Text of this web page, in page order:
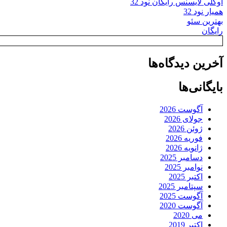
همیار نود 32
بهترین سئو
رایگان
آخرین دیدگاه‌ها
بایگانی‌ها
آگوست 2026
جولای 2026
ژوئن 2026
فوریه 2026
ژانویه 2026
دسامبر 2025
نوامبر 2025
اکتبر 2025
سپتامبر 2025
آگوست 2025
آگوست 2020
می 2020
اکتبر 2019